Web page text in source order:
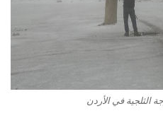
الثلجية في الأردن